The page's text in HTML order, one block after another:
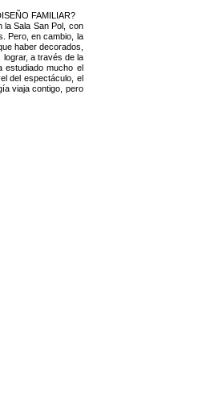
FAMILIAR?
la Sala San Pol, con
Pero, en cambio, la
haber decorados,
a través de la
estudiado mucho el
del espectáculo, el
viaja contigo, pero